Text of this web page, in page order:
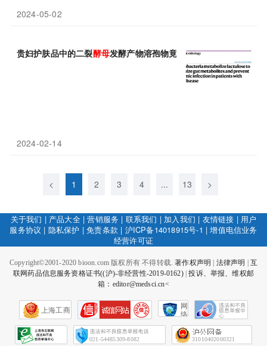
2024-05-02
贵妇护肤品中的二裂酵母发酵产物溶孢物竟是由它产生的，小身材
2024-02-14
< 1 2 3 4 ... 13 >
关于我们 | 产品大全|营销服务 | 联系我们 | 加入我们 | 友情链接 | 用户
服务协议 | 隐私保护 |免责条款 | 沪ICP备14018915号-1 |增值电信业务
经营许可证
Copyright©2001-2020 bioon.com 版权所有 不得转载.著作权声明 法律声明
互
联网药品信息服务资格证书((沪)-非经营性-2019-0162)|投诉、举报、维权邮
箱：editor@medsci.cn<
上海工商
网
络
会
征
021-54485309-8082 31010402000321